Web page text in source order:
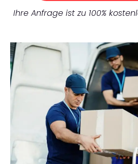
Ihre Anfrage ist zu 100%